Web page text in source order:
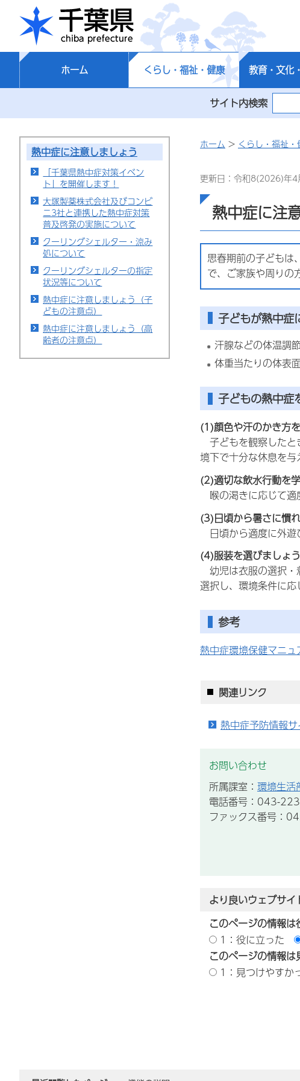
千葉県
ホーム くらし・福祉・健康 教育・文化
サイト内検索
熱中症に注意しましょう
「千葉県熱中症対策イベン
ト」を開催します！
大塚製薬株式会社及びコンビ
ニ3社と連携した熱中症対策
普及啓発の実施について
クーリングシェルター・涼み
処について
クーリングシェルターの指定
状況等について
熱中症に注意しましょう（子
どもの注意点）
熱中症に注意しましょう（高
齢者の注意点）
ホーム > くらし・福祉・
更新日：令和8(2026)年4
熱中症に注
思春期前の子どもは
で、ご家族や周りの
子どもが熱中症
汗腺などの体温調
体重当たりの体表
子どもの熱中症
(1)顔色や汗のかき方
子どもを観察した
境下で十分な休息を与
(2)適切な飲水行動を
喉の渇きに応じて適
(3)日頃から暑さに慣
日頃から適度に外遊
(4)服装を選びましょう
幼児は衣服の選択
選択し、環境条件に応
参考
熱中症環境保健マニュ
関連リンク
熱中症予防情報サ
お問い合わせ
所属課室： 環境生活
電話番号：043-
ファックス番号：
より良いウェブサ
このページの情報
1：役に立った
このページの情報
1：見つけやすか